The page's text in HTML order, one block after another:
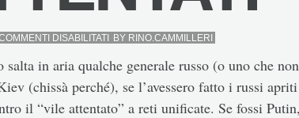
DISABILITATISUBY RINO.CAMMILLERI
salta in aria qualche generale russo (o uno che
(chissà perché), se l’avessero fatto i russi
il “vile attentato” a reti unificate. Se fossi